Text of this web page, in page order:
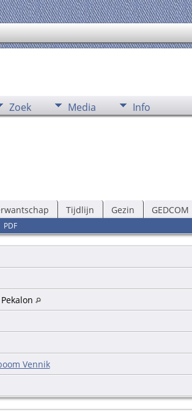
Zoek Media Info
Tijdlijn Gezin GEDCOM
PDF
Vennik